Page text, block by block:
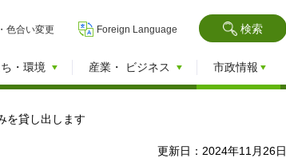
色合い変更 Foreign Language 検索
ち・環境 産業・ ビジネス 市政情報
を貸し出します
更新日：2024年11月26日